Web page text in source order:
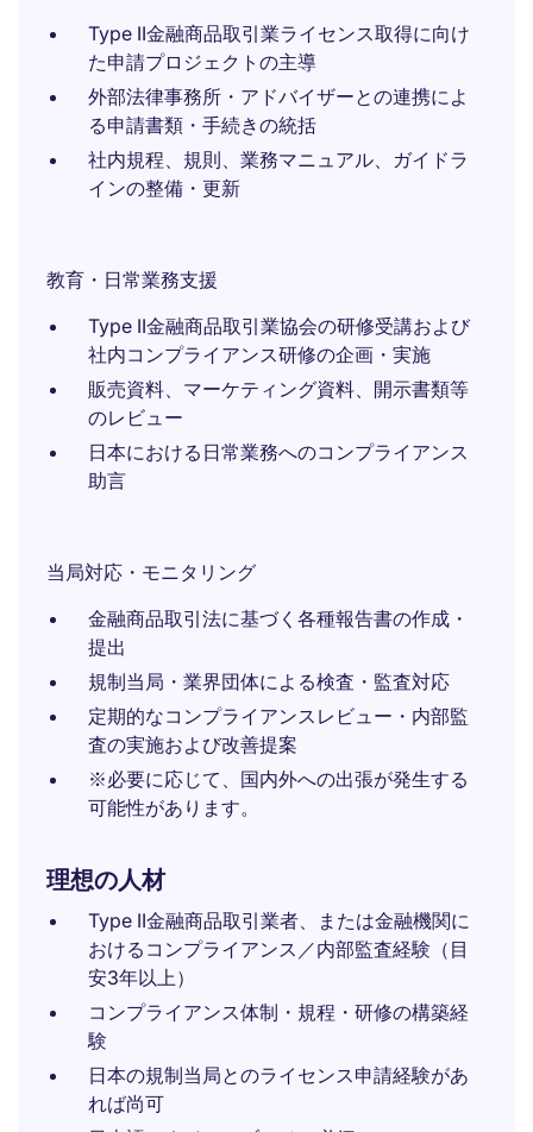
Type II金融商品取引業ライセンス取得に向け
た申請プロジェクトの主導
外部法律事務所・アドバイザーとの連携によ
る申請書類・手続きの統括
社内規程、規則、業務マニュアル、ガイドラ
インの整備・更新
教育・日常業務支援
Type II金融商品取引業協会の研修受講および
社内コンプライアンス研修の企画・実施
販売資料、マーケティング資料、開示書類等
のレビュー
日本における日常業務へのコンプライアンス
助言
当局対応・モニタリング
金融商品取引法に基づく各種報告書の作成・
提出
規制当局・業界団体による検査・監査対応
定期的なコンプライアンスレビュー・内部監
査の実施および改善提案
※必要に応じて、国内外への出張が発生する
可能性があります。
理想の人材
Type II金融商品取引業者、または金融機関に
おけるコンプライアンス／内部監査経験（目
安3年以上）
コンプライアンス体制・規程・研修の構築経
験
日本の規制当局とのライセンス申請経験があ
れば尚可